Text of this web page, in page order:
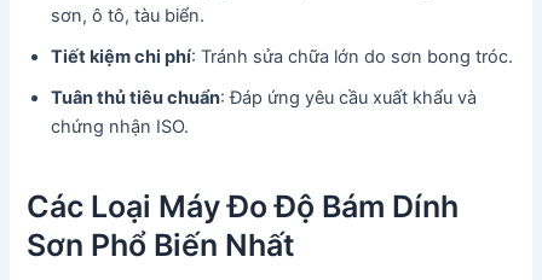
sơn, ô tô, tàu biển.
Tiết kiệm chi phí: Tránh sửa chữa lớn do sơn bong tróc.
Tuân thủ tiêu chuẩn: Đáp ứng yêu cầu xuất khẩu và
chứng nhận ISO.
Các Loại Máy Đo Độ Bám Dính
Sơn Phổ Biến Nhất